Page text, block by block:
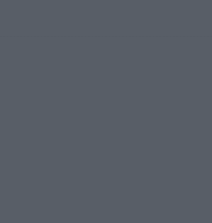
des ESC-Halbfinales war solide, aber kein Feuerwerk